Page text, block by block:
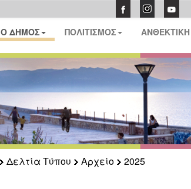
Ο ΔΗΜΟΣ ΠΟΛΙΤΙΣΜΟΣ
Δελτία Τύπου Αρχείο
2025